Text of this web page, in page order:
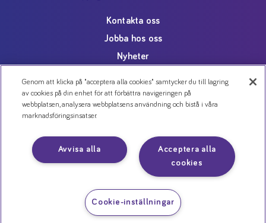
Kontakta oss
Jobba hos oss
Nyheter
Personuppgiftspolicy
Genom att klicka på "acceptera alla cookies" samtycker du till lagring
av cookies på din enhet för att förbättra navigeringen på
webbplatsen, analysera webbplatsens användning och bistå i våra
marknadsföringsinsatser.
Acceptera alla
cookies
Avvisa alla
Cookie-inställningar